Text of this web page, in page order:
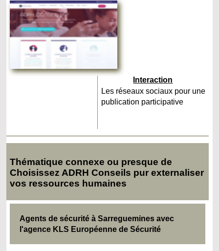
Interaction
Les réseaux sociaux pour une
publication participative
Thématique connexe ou presque de
Choisissez ADRH Conseils pur externaliser
vos ressources humaines
Agents de sécurité à Sarreguemines avec
l'agence KLS Européenne de Sécurité